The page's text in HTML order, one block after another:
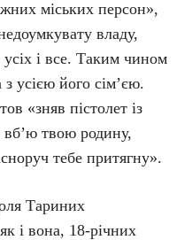
міських персон»,
владу,
і все. Таким чином
усією його сім’єю.
«зняв пістолет із
твою родину,
тебе притягну».
Тариних
і вона, 18-річних